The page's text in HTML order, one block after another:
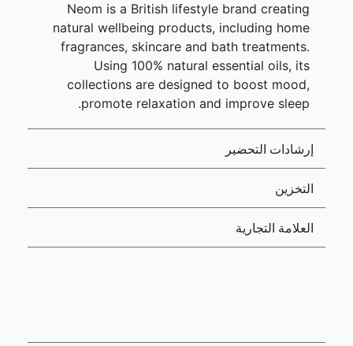
Neom is a British lifestyle brand creating
natural wellbeing products, including home
fragrances, skincare and bath treatments.
Using 100% natural essential oils, its
collections are designed to boost mood,
promote relaxation and improve sleep.
إرشادات التحضير
التخزين
العلامة التجارية